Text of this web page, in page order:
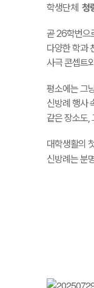
학생단체 청
곧 26학번으
다양한 학과
사극 콘셉트
평소에는 그
신방례 행사
같은 장소도,
대학생활의
신방례는분